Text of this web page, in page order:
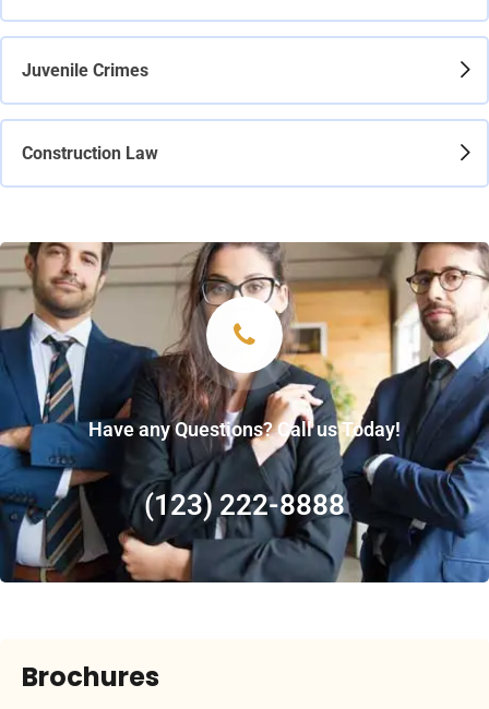
Juvenile Crimes
Construction Law
Have any Questions? Call us Today!
(123) 222-8888
Brochures